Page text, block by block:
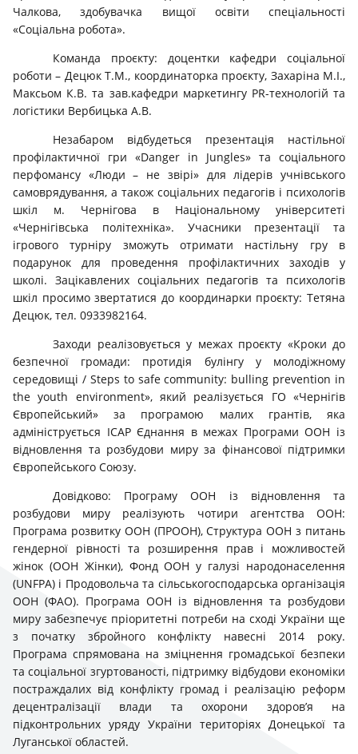
Чалкова, здобувачка вищої освіти спеціальності
«Соціальна робота».
Команда проєкту: доцентки кафедри соціальної
роботи – Децюк Т.М., координаторка проєкту, Захаріна М.І.,
Максьом К.В. та зав.кафедри маркетингу PR-технологій та
логістики Вербицька А.В.
Незабаром відбудеться презентація настільної
профілактичної гри «Danger in Jungles» та соціального
перфомансу «Люди – не звірі» для лідерів учнівського
самоврядування, а також соціальних педагогів і психологів
шкіл м. Чернігова в Національному університеті
«Чернігівська політехніка». Учасники презентації та
ігрового турніру зможуть отримати настільну гру в
подарунок для проведення профілактичних заходів у
школі. Зацікавлених соціальних педагогів та психологів
шкіл просимо звертатися до координарки проєкту: Тетяна
Децюк, тел. 0933982164.
Заходи реалізовується у межах проєкту «Кроки до
безпечної громади: протидія булінгу у молодіжному
середовищі / Steps to safe community: bulling prevention in
the youth environment», який реалізується ГО «Чернігів
Європейський» за програмою малих грантів, яка
адмініструється ІСАР Єднання в межах Програми ООН із
відновлення та розбудови миру за фінансової підтримки
Європейського Союзу.
Довідково: Програму ООН із відновлення та
розбудови миру реалізують чотири агентства ООН:
Програма розвитку ООН (ПРООН), Структура ООН з питань
гендерної рівності та розширення прав і можливостей
жінок (ООН Жінки), Фонд ООН у галузі народонаселення
(UNFPA) і Продовольча та сільськогосподарська організація
ООН (ФАО). Програма ООН із відновлення та розбудови
миру забезпечує пріоритетні потреби на сході України ще
з початку збройного конфлікту навесні 2014 року.
Програма спрямована на зміцнення громадської безпеки
та соціальної згуртованості, підтримку відбудови економіки
постраждалих від конфлікту громад і реалізацію реформ
децентралізації влади та охорони здоров’я на
підконтрольних уряду України територіях Донецької та
Луганської областей.